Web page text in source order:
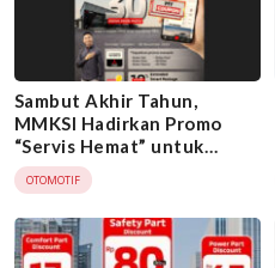
Sambut Akhir Tahun,
MMKSI Hadirkan Promo
“Servis Hemat” untuk
Konsumen Mitsubishi
OTOMOTIF